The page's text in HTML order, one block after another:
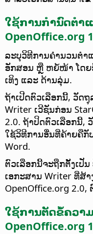
ໃຊ້ການກຳນົດຕຳ
OpenOffice.org
ລະບຸວິທີການຄຳນວນຕ
ອັກສອນ ຫຼື ຫຍໍ້ໜ້າ ໂດຍ
ເທິງ ແລະ ດ້ານລຸ່ມ.
ຖ້າເປີດຕົວເລືອກນີ້, ວັດ
Writer ເວີຊັນກ່ອນ
2.0. ຖ້າປິດຕົວເລືອກນີ້,
ໃຊ້ວິທີການອື່ນທີ່ຄ້າຍຄືກັ
Word.
ຕົວເລືອກນີ້ຈະຖືກຕັ້ງເປັ
ເອກະສານ Writer ທີ່ສ້
OpenOffice.org 2.0,
ໃຊ້ການຕັດຂໍ້ຄວາ
OpenOffice.org